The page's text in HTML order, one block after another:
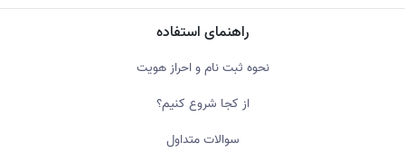
راهنمای استفاده
نحوه ثبت نام و احراز هویت
از کجا شروع کنیم؟
سوالات متداول